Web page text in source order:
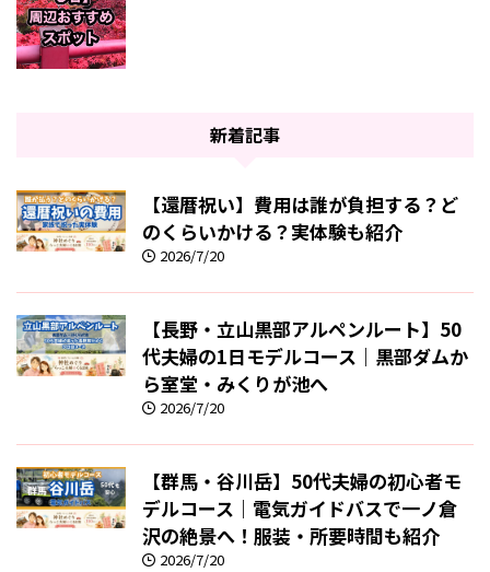
新着記事
【還暦祝い】費用は誰が負担する？ど
のくらいかける？実体験も紹介
2026/7/20
【長野・立山黒部アルペンルート】50
代夫婦の1日モデルコース｜黒部ダムか
ら室堂・みくりが池へ
2026/7/20
【群馬・谷川岳】50代夫婦の初心者モ
デルコース｜電気ガイドバスで一ノ倉
沢の絶景へ！服装・所要時間も紹介
2026/7/20